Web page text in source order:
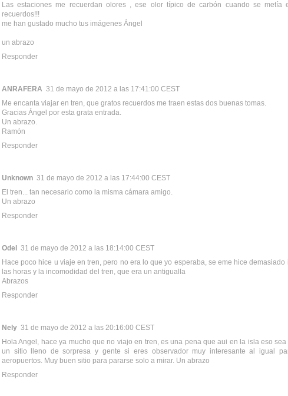
Las estaciones me recuerdan olores , ese olor típico de carbón cuando se metía
recuerdos!!!
me han gustado mucho tus imágenes Ángel
un abrazo
Responder
ANRAFERA 31 de mayo de 2012 a las 17:41:00 CEST
Me encanta viajar en tren, que gratos recuerdos me traen estas dos buenas tomas.
Gracias Ángel por esta grata entrada.
Un abrazo.
Ramón
Responder
Unknown 31 de mayo de 2012 a las 17:44:00 CEST
El tren... tan necesario como la misma cámara amigo.
Un abrazo
Responder
Odel 31 de mayo de 2012 a las 18:14:00 CEST
Hace poco hice u viaje en tren, pero no era lo que yo esperaba, se eme hice
las horas y la incomodidad del tren, que era un antigualla
Abrazos
Responder
Nely 31 de mayo de 2012 a las 20:16:00 CEST
Hola Angel, hace ya mucho que no viajo en tren, es una pena que aui en la isla eso
un sitio lleno de sorpresa y gente si eres observador muy interesante al igual
aeropuertos. Muy buen sitio para pararse solo a mirar. Un abrazo
Responder